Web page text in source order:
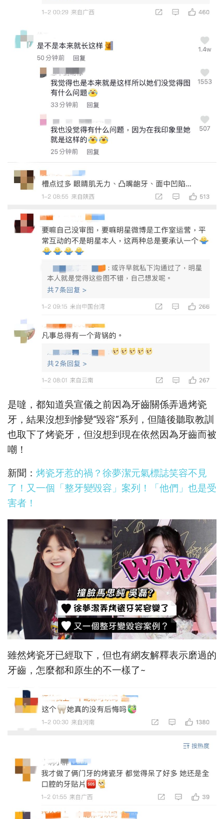
是噠，都知道吳宣儀之前因為牙齒關係弄過烤瓷
牙，結果沒想到慘變“毀容”系列，但隨後聽取教訓
也取下了烤瓷牙，但沒想到現在依然因為牙齒而被
嘲！
新聞： 烤瓷牙惹的禍？徐夢潔元氣標誌笑容不見
了！又一個「整牙變毀容」案列！「他們」也是受
害者！
雖然烤瓷牙已經取下，但也有網友解釋表示磨過的
牙齒，怎麼都和原生的不一樣了~